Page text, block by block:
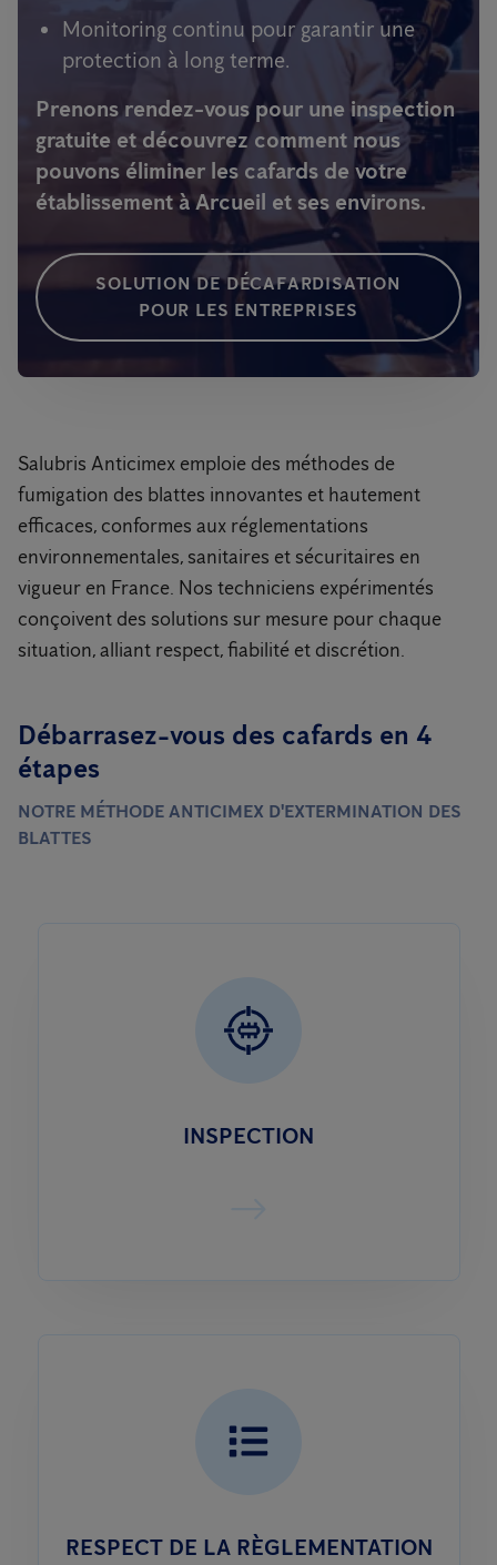
Monitoring continu pour garantir une
protection à long terme.
Prenons rendez-vous pour une inspection
gratuite et découvrez comment nous
pouvons éliminer les cafards de votre
établissement à Arcueil et ses environs.
SOLUTION DE DÉCAFARDISATION
POUR LES ENTREPRISES
Salubris Anticimex emploie des méthodes de
fumigation des blattes innovantes et hautement
efficaces, conformes aux réglementations
environnementales, sanitaires et sécuritaires en
vigueur en France. Nos techniciens expérimentés
conçoivent des solutions sur mesure pour chaque
situation, alliant respect, fiabilité et discrétion.
Débarrasez-vous des cafards en 4
étapes
NOTRE MÉTHODE ANTICIMEX D'EXTERMINATION DES
BLATTES
INSPECTION
RESPECT DE LA RÈGLEMENTATION